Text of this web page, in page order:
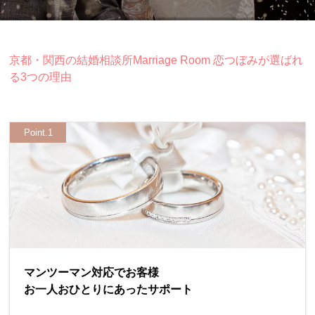
京都・関西の結婚相談所Marriage Room 恋つぼみが選ばれ
る3つの理由
Point.1
マンツーマン対応でお客様
お一人おひとりにあったサポート